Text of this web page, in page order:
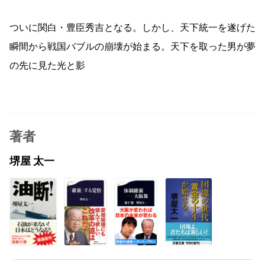
ついに関白・豊臣秀吉となる。しかし、天下統一を遂げた
瞬間から戦国バブルの崩壊が始まる。天下を取った男が夢
の先に見た光と影
著者
堺屋 太一